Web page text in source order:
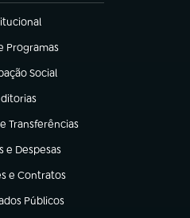
em nova aba)
Programas
nova aba)
Social
nova aba)
em nova aba)
Transferências
aba)
e Despesas
nova aba)
e Contratos
nova aba)
Públicos
nova aba)